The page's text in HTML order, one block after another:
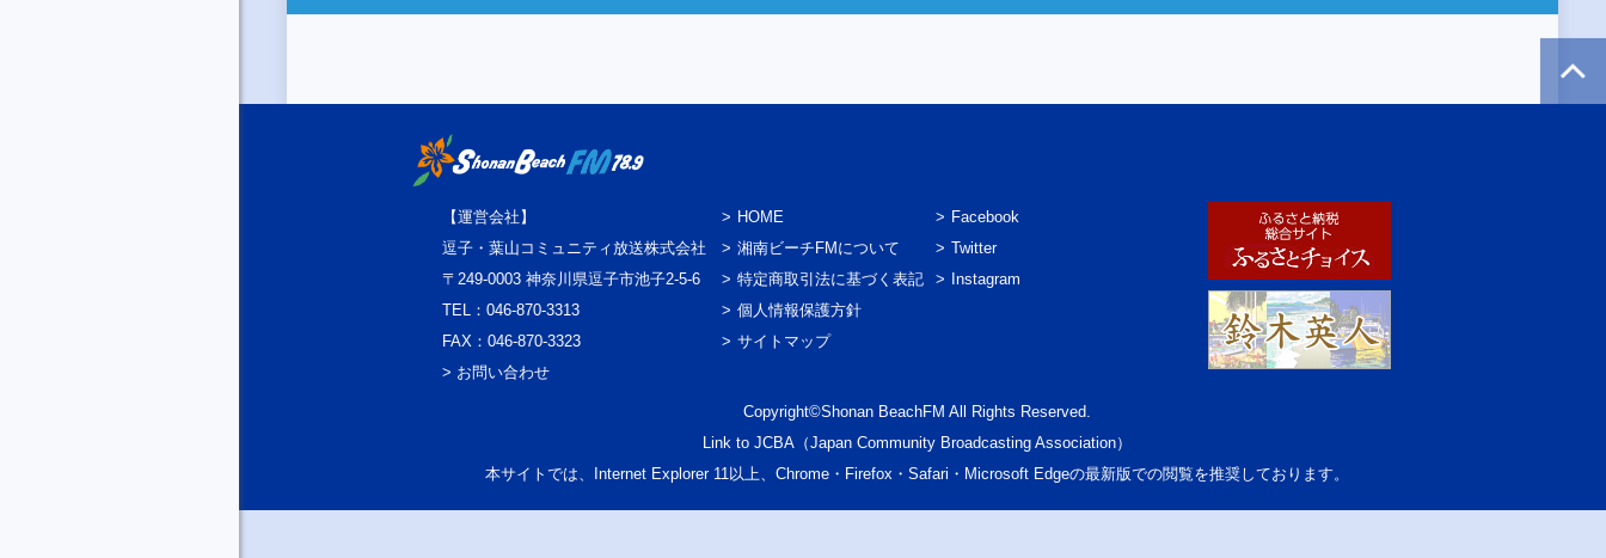
【運営会社】
逗子・葉山コミュニティ放送株式会社
〒249-0003 神奈川県逗子市池子2-5-6
TEL：046-870-3313
FAX：046-870-3323
> お問い合わせ
HOME
湘南ビーチFMについて
特定商取引法に基づく表記
個人情報保護方針
サイトマップ
Facebook
Twitter
Instagram
Copyright©Shonan BeachFM All Rights Reserved.
Link to JCBA（Japan Community Broadcasting Association）
本サイトでは、Internet Explorer 11以上、Chrome・Firefox・Safari・Microsoft Edgeの最新版での閲覧を推奨しております。